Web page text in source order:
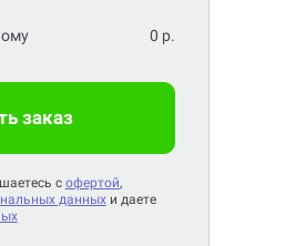
0 р.
заказ
с офертой,
данныхи даете